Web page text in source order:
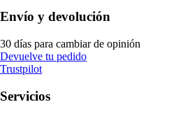
Envío y devolución
30 días para cambiar de opinión
Devuelve tu pedido
Trustpilot
Servicios